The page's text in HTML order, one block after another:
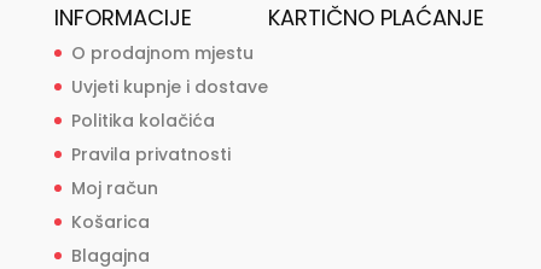
INFORMACIJE
O prodajnom mjestu
Uvjeti kupnje i dostave
Politika kolačića
Pravila privatnosti
Moj račun
Košarica
Blagajna
KARTIČNO PLAĆANJE